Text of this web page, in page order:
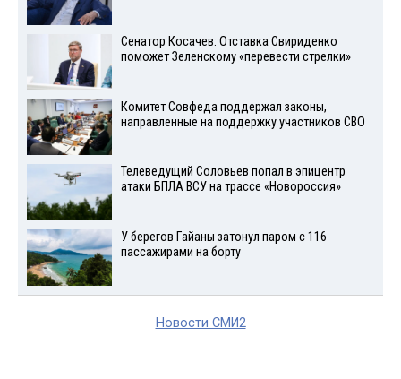
Сенатор Косачев: Отставка Свириденко
поможет Зеленскому «перевести стрелки»
Комитет Совфеда поддержал законы,
направленные на поддержку участников СВО
Телеведущий Соловьев попал в эпицентр
атаки БПЛА ВСУ на трассе «Новороссия»
У берегов Гайаны затонул паром с 116
пассажирами на борту
Новости СМИ2